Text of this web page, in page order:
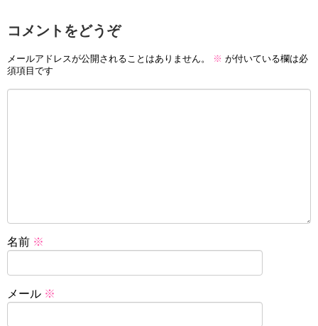
コメントをどうぞ
メールアドレスが公開されることはありません。 ※ が付いている欄は必
須項目です
名前 ※
メール ※